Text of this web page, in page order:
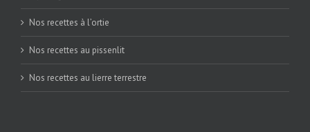
Nos recettes à l’ortie
Nos recettes au pissenlit
Nos recettes au lierre terrestre